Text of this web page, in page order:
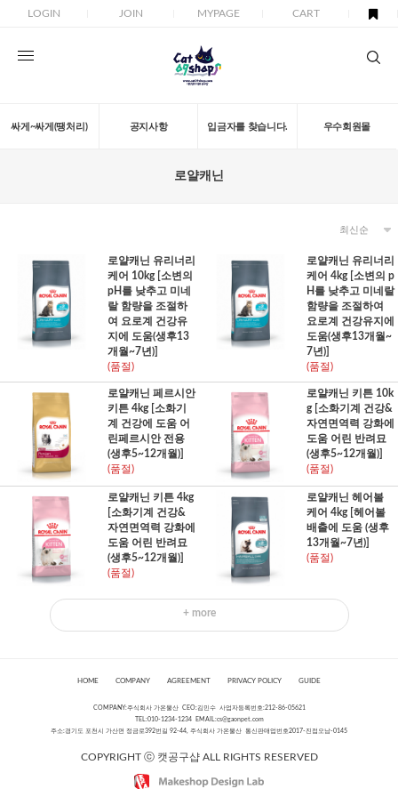
LOGIN JOIN MYPAGE CART
싸게~싸게(땡처리) 공지사항 입금자를 찾습니다. 우수회원몰
로얄캐닌
로얄캐닌 유리너리
케어 10kg [소변의
pH를 낮추고 미네
랄 함량을 조절하
여 요로계 건강유
지에 도움(생후13
개월~7년)]
(품절)
로얄캐닌 유리너리
케어 4kg [소변의 p
H를 낮추고 미네랄
함량을 조절하여
요로계 건강유지에
도움(생후13개월~
7년)]
(품절)
로얄캐닌 페르시안
키튼 4kg [소화기
계 건강에 도움 어
린페르시안 전용
(생후5~12개월)]
(품절)
로얄캐닌 키튼 10k
g [소화기계 건강&
자연면역력 강화에
도움 어린 반려묘
(생후5~12개월)]
(품절)
로얄캐닌 키튼 4kg
[소화기계 건강&
자연면역력 강화에
도움 어린 반려묘
(생후5~12개월)]
(품절)
로얄캐닌 헤어볼
케어 4kg [헤어볼
배출에 도움 (생후
13개월~7년)]
(품절)
+ more
HOME COMPANY AGREEMENT PRIVACY POLICY GUIDE
COMPANY:주식회사 가온물산 CEO:김민수 사업자등록번호:212-86-05621
TEL:010-1234-1234 EMAIL:cs@gaonpet.com
주소:경기도 포천시 가산면 정금로392번길 92-44, 주식회사 가온물산 통신판매업번호2017-진접오남-0145
COPYRIGHT ⓒ 캣공구샵 ALL RIGHTS RESERVED